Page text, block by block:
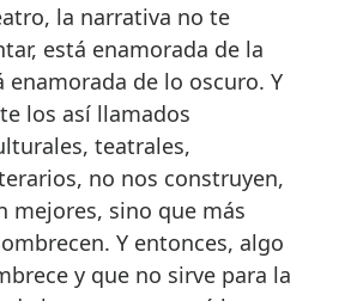
la narrativa no te
está enamorada de la
enamorada de lo oscuro. Y
los así llamados
teatrales,
no nos construyen,
mejores, sino que más
Y entonces, algo
y que no sirve para la